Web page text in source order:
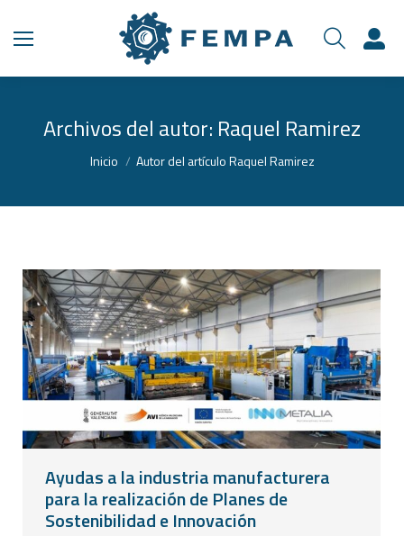
Archivos del autor: Raquel Ramirez
Estás aquí:
Inicio Autor del artículo Raquel Ramirez
Ayudas a la industria manufacturera
para la realización de Planes de
Sostenibilidad e Innovación